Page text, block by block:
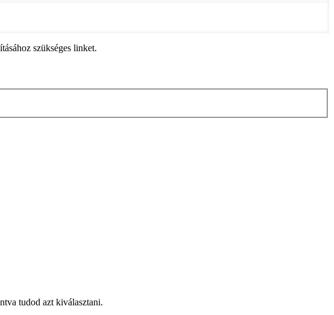
szükséges linket.
tudod azt kiválasztani.